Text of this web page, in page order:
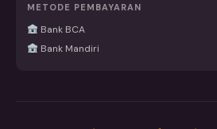
METODE PEMBAYARAN
Bank BCA
Bank Mandiri